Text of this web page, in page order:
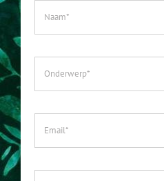
Gastdocenten Archief
Downloads